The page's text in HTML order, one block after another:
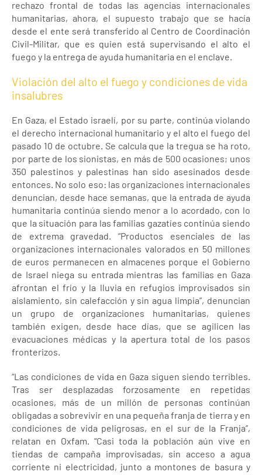
rechazo frontal de todas las agencias internacionales
humanitarias, ahora, el supuesto trabajo que se hacía
desde el ente será transferido al Centro de Coordinación
Civil-Militar, que es quien está supervisando el alto el
fuego y la entrega de ayuda humanitaria en el enclave.
Violación del alto el fuego y condiciones de vida
insalubres
En Gaza, el Estado israelí, por su parte, continúa violando
el derecho internacional humanitario y el alto el fuego del
pasado 10 de octubre. Se calcula que la tregua se ha roto,
por parte de los sionistas, en más de 500 ocasiones; unos
350 palestinos y palestinas han sido asesinados desde
entonces. No solo eso: las organizaciones internacionales
denuncian, desde hace semanas, que la entrada de ayuda
humanitaria continúa siendo menor a lo acordado, con lo
que la situación para las familias gazatíes continúa siendo
de extrema gravedad. “Productos esenciales de las
organizaciones internacionales valorados en 50 millones
de euros permanecen en almacenes porque el Gobierno
de Israel niega su entrada mientras las familias en Gaza
afrontan el frío y la lluvia en refugios improvisados sin
aislamiento, sin calefacción y sin agua limpia”, denuncian
un grupo de organizaciones humanitarias, quienes
también exigen, desde hace días, que se agilicen las
evacuaciones médicas y la apertura total de los pasos
fronterizos.
“Las condiciones de vida en Gaza siguen siendo terribles.
Tras ser desplazadas forzosamente en repetidas
ocasiones, más de un millón de personas continúan
obligadas a sobrevivir en una pequeña franja de tierra y en
condiciones de vida peligrosas, en el sur de la Franja”,
relatan en Oxfam. “Casi toda la población aún vive en
tiendas de campaña improvisadas, sin acceso a agua
corriente ni electricidad, junto a montones de basura y